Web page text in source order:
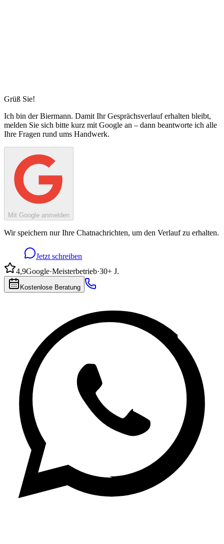
Grüß Sie!
Ich bin der Biermann. Damit Ihr Gesprächsverlauf erhalten bleibt,
melden Sie sich bitte kurz mit Google an – dann beantworte ich alle
Ihre Fragen rund ums Handwerk.
Mit Google anmelden
Wir speichern nur Ihre Chatnachrichten, um den Verlauf zu erhalten.
Jetzt schreiben
4,9Google·Meisterbetrieb·30+ J.
Kostenlose Beratung